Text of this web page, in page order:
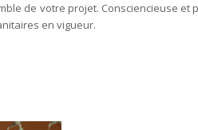
de votre projet. Consciencieuse et
en vigueur.